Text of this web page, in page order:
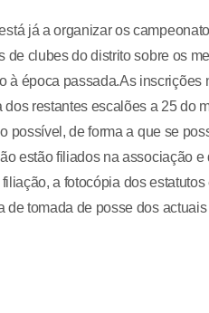
já a organizar os
clubes do distrito sobre os
à época passada.As
restantes escalões a 25 do
possível, de forma a que se
estão filiados na associação
a fotocópia dos
tomada de posse dos